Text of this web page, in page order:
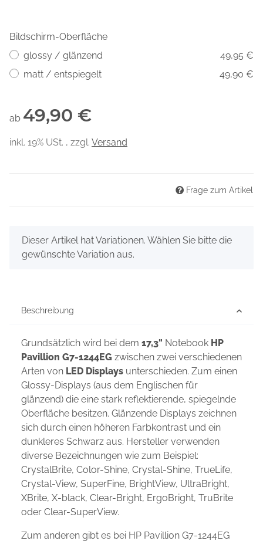
Bildschirm-Oberfläche
glossy / glänzend
49,95 €
matt / entspiegelt
49,90 €
ab 49,90 €
inkl. 19% USt. , zzgl. Versand
Frage zum Artikel
x
Dieser Artikel hat Variationen. Wählen Sie bitte die
gewünschte Variation aus.
Beschreibung
Grundsätzlich wird bei dem 17,3" Notebook HP
Pavillion G7-1244EG zwischen zwei verschiedenen
Arten von LED Displays unterschieden. Zum einen
Glossy-Displays (aus dem Englischen für
glänzend) die eine stark reflektierende, spiegelnde
Oberfläche besitzen. Glänzende Displays zeichnen
sich durch einen höheren Farbkontrast und ein
dunkleres Schwarz aus. Hersteller verwenden
diverse Bezeichnungen wie zum Beispiel:
CrystalBrite, Color-Shine, Crystal-Shine, TrueLife,
Crystal-View, SuperFine, BrightView, UltraBright,
XBrite, X-black, Clear-Bright, ErgoBright, TruBrite
oder Clear-SuperView.
Zum anderen gibt es bei HP Pavillion G7-1244EG